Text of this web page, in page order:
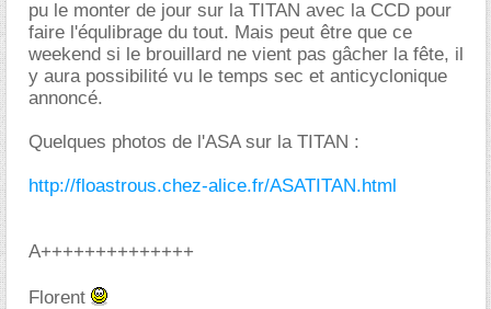
pu le monter de jour sur la TITAN avec la CCD pour
faire l'équlibrage du tout. Mais peut être que ce
weekend si le brouillard ne vient pas gâcher la fête, il
y aura possibilité vu le temps sec et anticyclonique
annoncé.
Quelques photos de l'ASA sur la TITAN :
http://floastrous.chez-alice.fr/ASATITAN.html
A++++++++++++++
Florent